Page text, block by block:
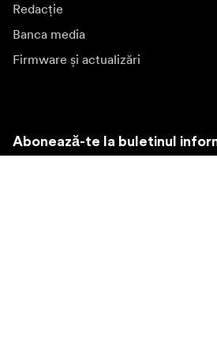
Redacție
Banca media
Firmware și actualizări
Abonează-te la buletinul